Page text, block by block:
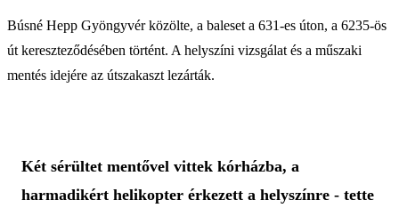
Búsné Hepp Gyöngyvér közölte, a baleset a 631-es úton, a 6235-ös
út kereszteződésében történt. A helyszíni vizsgálat és a műszaki
mentés idejére az útszakaszt lezárták.
Két sérültet mentővel vittek kórházba, a
harmadikért helikopter érkezett a helyszínre - tette